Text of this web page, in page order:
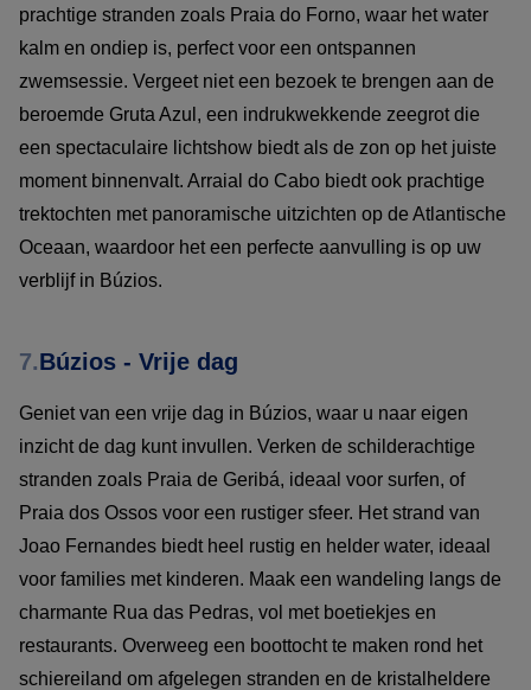
prachtige stranden zoals Praia do Forno, waar het water
kalm en ondiep is, perfect voor een ontspannen
zwemsessie. Vergeet niet een bezoek te brengen aan de
beroemde Gruta Azul, een indrukwekkende zeegrot die
een spectaculaire lichtshow biedt als de zon op het juiste
moment binnenvalt. Arraial do Cabo biedt ook prachtige
trektochten met panoramische uitzichten op de Atlantische
Oceaan, waardoor het een perfecte aanvulling is op uw
verblijf in Búzios.
7.Búzios - Vrije dag
Geniet van een vrije dag in Búzios, waar u naar eigen
inzicht de dag kunt invullen. Verken de schilderachtige
stranden zoals Praia de Geribá, ideaal voor surfen, of
Praia dos Ossos voor een rustiger sfeer. Het strand van
Joao Fernandes biedt heel rustig en helder water, ideaal
voor families met kinderen. Maak een wandeling langs de
charmante Rua das Pedras, vol met boetiekjes en
restaurants. Overweeg een boottocht te maken rond het
schiereiland om afgelegen stranden en de kristalheldere